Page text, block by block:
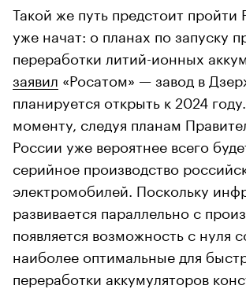
Такой же путь предстоит
уже начат: о планах по запуску
переработки литий-ионных
заявил «Росатом» — завод в
планируется открыть к 2024
моменту, следуя планам
России уже вероятнее всего
серийное производство
электромобилей. Поскольку
развивается параллельно с
появляется возможность с нуля
наиболее оптимальные для
переработки аккумуляторов